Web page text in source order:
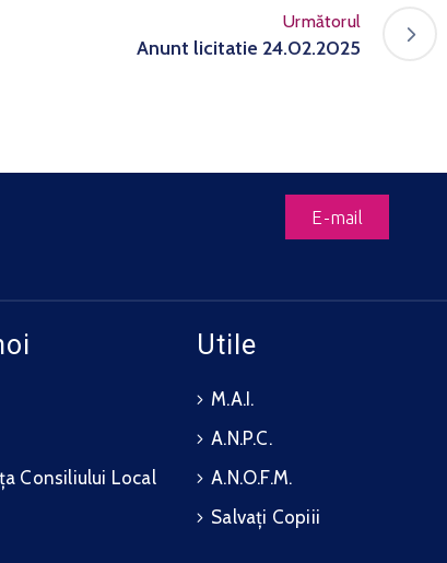
Următorul
Anunt licitatie 24.02.2025
E-mail
Consiliului Local
Utile
M.A.I.
A.N.P.C.
A.N.O.F.M.
Salvați Copiii